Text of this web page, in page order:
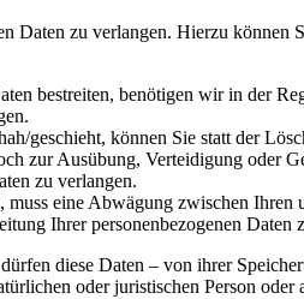
Daten zu verlangen. Hierzu
bestreiten, benötigen wir in der
geschieht, können Sie statt der
zur Ausübung, Verteidigung oder
zu verlangen.
eine Abwägung zwischen Ihren
Ihrer personenbezogenen Daten
diese Daten – von ihrer
oder juristischen Person